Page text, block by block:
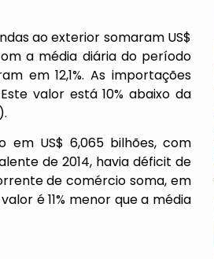
ao exterior somaram US$
a média diária do período
em 12,1%. As importações
valor está 10% abaixo da
em US$ 6,065 bilhões, com
de 2014, havia déficit de
de comércio soma, em
é 11% menor que a média